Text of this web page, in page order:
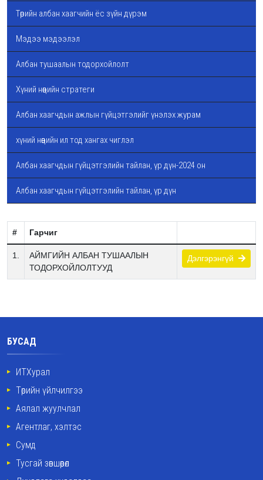
Төрийн албан хаагчийн ёс зүйн дүрэм
Мэдээ мэдээлэл
Албан тушаалын тодорхойлолт
Хүний нөөцийн стратеги
Албан хаагчдын ажлын гүйцэтгэлийг үнэлэх журам
хүний нөөцийн ил тод хангах чиглэл
Албан хаагчдын гүйцэтгэлийн тайлан, үр дүн-2024 он
Албан хаагчдын гүйцэтгэлийн тайлан, үр дүн
# Гарчиг
1.
АЙМГИЙН АЛБАН ТУШААЛЫН
ТОДОРХОЙЛОЛТУУД
Дэлгэрэнгүй
БУСАД
ИТХурал
Төрийн үйлчилгээ
Аялал жуулчлал
Агентлаг, хэлтэс
Сумд
Тусгай зөвшөөрөл